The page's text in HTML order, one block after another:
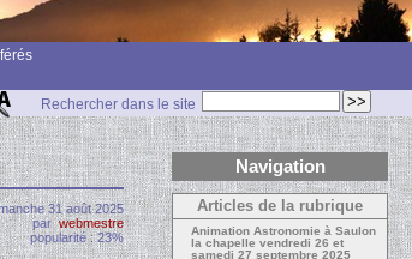
Rechercher dans le site
31 août 2025
parwebmestre
popularité : 23%
Navigation
Articles de la rubrique
Animation Astronomie à Saulon
la chapelle vendredi 26 et
samedi 27 septembre 2025